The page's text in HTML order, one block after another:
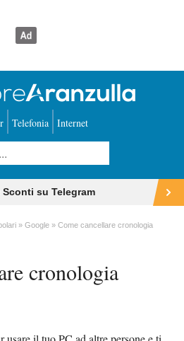
Telefonia Internet
Sconti su Telegram
Google
Come cancellare cronologia
cronologia